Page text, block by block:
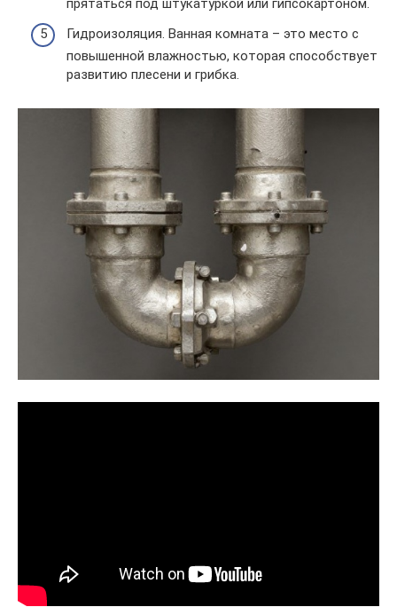
прятаться под штукатуркой или гипсокартоном.
Гидроизоляция. Ванная комната – это место с
повышенной влажностью, которая способствует
развитию плесени и грибка.